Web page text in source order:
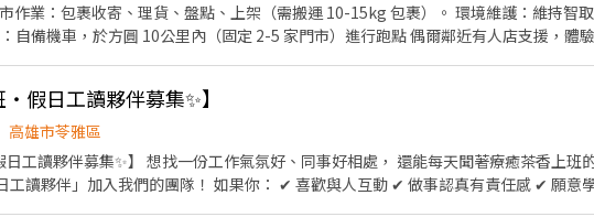
作業：包裹收寄、理貨、盤點、上架（需搬運 10-15kg 包裹）。 環境維護：維持智
自備機車，於方圓 10公里內（固定 2-5 家門市）進行跑點 偶爾鄰近有人店支援，體
整延長或縮短) ■ 早班： 07:00 - 13:30 之間彈性排班 0700-1200/0730-1230/0800-
)：17:30 - 23:30 ■ 夜班：23:30-03:30 (夜班跑點門市3-10家/距離方圓16公里/實習
』職缺，歡迎學生、斜槓族詢問！ - 【排班/時數 】 ■每週排班 4 天以上（週一至週
【我們在找的人 】 ✔能穩定任職4個月以上，且能兩週內到職。 ✔依法享有勞保保障
及自備機車（有交通津貼補助！） - 【安心保證 】 ✔勞保絕對有，安全有保障。 ✔不
・假日工讀夥伴募集✨】
高雄市苓雅區
事好相處， 還能每天聞著療癒茶香上班的工作嗎？☕️ 茶謎茶正
果你： ✔ 喜歡與人互動 ✔ 做事認真有責任感 ✔ 願意學習、不怕忙 ✔ 喜歡